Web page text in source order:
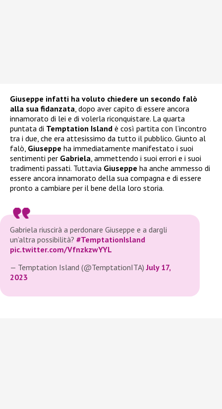
Giuseppe infatti ha voluto chiedere un secondo falò
alla sua fidanzata, dopo aver capito di essere ancora
innamorato di lei e di volerla riconquistare. La quarta
puntata di Temptation Island è così partita con l’incontro
tra i due, che era attesissimo da tutto il pubblico. Giunto al
falò, Giuseppe ha immediatamente manifestato i suoi
sentimenti per Gabriela, ammettendo i suoi errori e i suoi
tradimenti passati. Tuttavia Giuseppe ha anche ammesso di
essere ancora innamorato della sua compagna e di essere
pronto a cambiare per il bene della loro storia.
Gabriela riuscirà a perdonare Giuseppe e a dargli
un’altra possibilità? #TemptationIsland
pic.twitter.com/VfnzkzwYYL
— Temptation Island (@TemptationITA)July 17,
2023